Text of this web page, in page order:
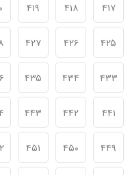
۴۱۷ ۴۱۸ ۴۱۹
۴۲۵ ۴۲۶ ۴۲۷
۴۳۳ ۴۳۴ ۴۳۵
۴۴۱ ۴۴۲ ۴۴۳
۴۴۹ ۴۵۰ ۴۵۱